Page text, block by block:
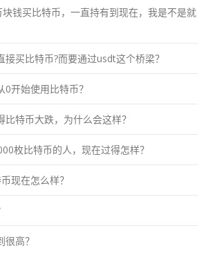
钱买比特币，一直持有到现在，我是不是就
买比特币?而要通过usdt这个桥梁？
开始使用比特币？
特币大跌，为什么会这样？
枚比特币的人，现在过得怎样？
现在怎么样？
高？